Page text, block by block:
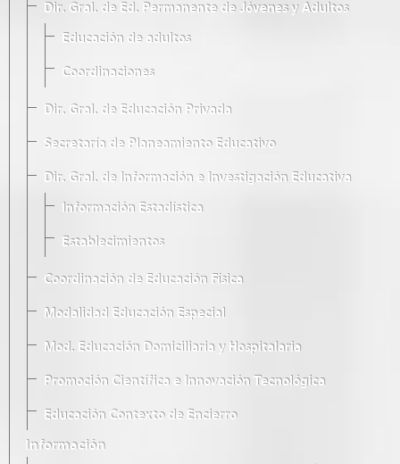
Dir. Gral. de Ed. Permanente de Jóvenes y Adultos
Educación de adultos
Coordinaciones
Dir. Gral. de Educación Privada
Secretaría de Planeamiento Educativo
Dir. Gral. de Información e Investigación Educativa
Información Estadística
Establecimientos
Coordinación de Educación Física
Modalidad Educación Especial
Mod. Educación Domiciliaria y Hospitalaria
Promoción Científica e Innovación Tecnológica
Educación Contexto de Encierro
Información